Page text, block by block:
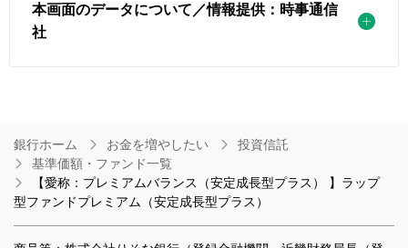
本画面のデータについて／情報提供：時事通信
社
銀行ホーム お金を増やしたい
投資信託
基準価額・ファンド一覧
【愛称：プレミアムバランス（安定成長型プラス） 】ラップ
型ファンドプレミアム（安定成長型プラス）